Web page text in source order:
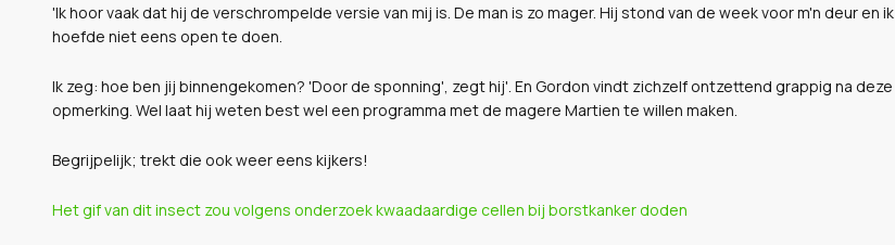
'Ik hoor vaak dat hij de verschrompelde versie van mij is. De man is zo mager. Hij stond van de week voor m'n deur en ik
hoefde niet eens open te doen.
Ik zeg: hoe ben jij binnengekomen? 'Door de sponning', zegt hij'. En Gordon vindt zichzelf ontzettend grappig na deze
opmerking. Wel laat hij weten best wel een programma met de magere Martien te willen maken.
Begrijpelijk; trekt die ook weer eens kijkers!
Het gif van dit insect zou volgens onderzoek kwaadaardige cellen bij borstkanker doden